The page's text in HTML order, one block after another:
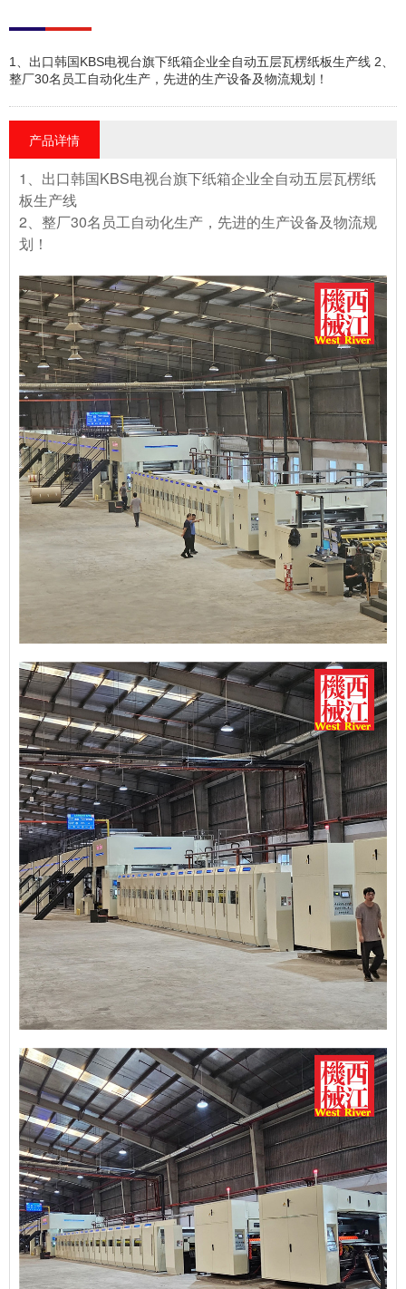
1、出口韩国KBS电视台旗下纸箱企业全自动五层瓦楞纸板生产线 2、
整厂30名员工自动化生产，先进的生产设备及物流规划！
产品详情
1、出口韩国KBS电视台旗下纸箱企业全自动五层瓦楞纸
板生产线
2、整厂30名员工自动化生产，先进的生产设备及物流规
划！